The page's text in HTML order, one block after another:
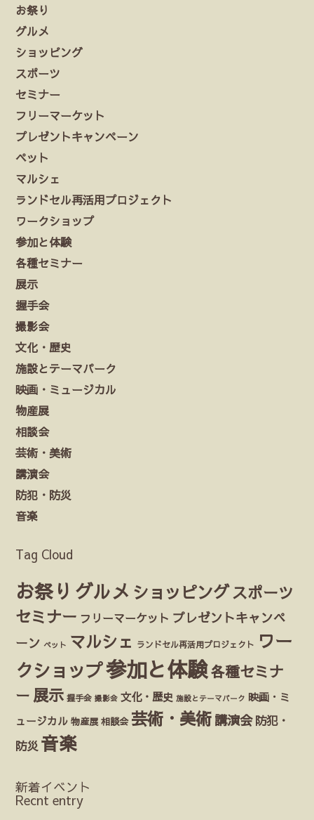
お祭り
グルメ
ショッピング
スポーツ
セミナー
フリーマーケット
プレゼントキャンペーン
ペット
マルシェ
ランドセル再活用プロジェクト
ワークショップ
参加と体験
各種セミナー
展示
握手会
撮影会
文化・歴史
施設とテーマパーク
映画・ミュージカル
物産展
相談会
芸術・美術
講演会
防犯・防災
音楽
Tag Cloud
お祭り グルメ ショッピングスポーツ
セミナー フリーマーケット プレゼントキャンペ
ーン ペット マルシェ ランドセル再活用プロジェクト ワー
クショップ参加と体験各種セミナ
ー展示 握手会 撮影会 文化・歴史 施設とテーマパーク 映画・ミ
ュージカル 物産展 相談会 芸術・美術 講演会 防犯・
防災 音楽
新着イベント
Recnt entry